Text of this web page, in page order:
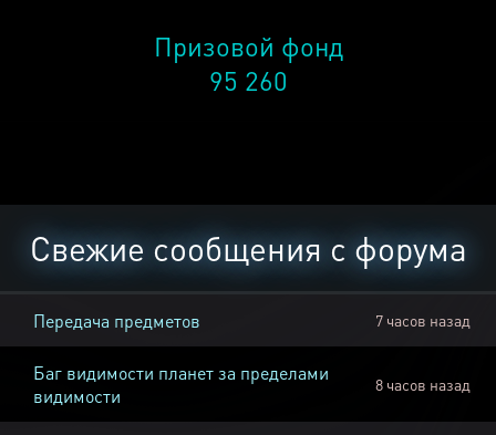
Призовой фонд
95 260
Свежие сообщения с форума
Передача предметов 7 часов назад
Баг видимости планет за пределами
видимости
8 часов назад